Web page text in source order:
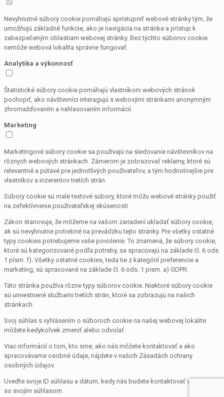
Nevyhnutné súbory cookie pomáhajú sprístupniť webové stránky tým, že
umožňujú základné funkcie, ako je navigácia na stránke a prístup k
zabezpečeným oblastiam webovej stránky. Bez týchto súborov cookie
nemôže webová lokalita správne fungovať.
Analytika a výkonnosť
Štatistické súbory cookie pomáhajú vlastníkom webových stránok
pochopiť, ako návštevníci interagujú s webovými stránkami anonymným
zhromažďovaním a nahlasovaním informácií.
Marketing
Marketingové súbory cookie sa používajú na sledovanie návštevníkov na
rôznych webových stránkach. Zámerom je zobrazovať reklamy, ktoré sú
relevantné a pútavé pre jednotlivých používateľov, a tým hodnotnejšie pre
vlastníkov a inzerentov tretích strán.
Súbory cookie sú malé textové súbory, ktoré môžu webové stránky použiť
na zefektívnenie používateľskej skúsenosti.
Zákon stanovuje, že môžeme na vašom zariadení ukladať súbory cookie,
ak sú nevyhnutne potrebné na prevádzku tejto stránky. Pre všetky ostatné
typy cookies potrebujeme vaše povolenie. To znamená, že súbory cookie,
ktoré sú kategorizované podľa potreby, sa spracúvajú na základe čl. 6 ods.
1 písm. f). Všetky ostatné cookies, teda tie z kategórií preferencie a
marketing, sú spracované na základe čl. 6 ods. 1 písm. a) GDPR.
Táto stránka používa rôzne typy súborov cookie. Niektoré súbory cookie
sú umiestnené službami tretích strán, ktoré sa zobrazujú na našich
stránkach.
Svoj súhlas s vyhlásením o súboroch cookie na našej webovej lokalite
môžete kedykoľvek zmeniť alebo odvolať.
Viac informácií o tom, kto sme, ako nás môžete kontaktovať a ako
spracovávame osobné údaje, nájdete v našich Zásadách ochrany
osobných údajov.
Uveďte svoje ID súhlasu a dátum, kedy nás budete kontaktovať v súvislosti
so svojím súhlasom.